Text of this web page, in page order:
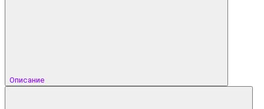
Описание